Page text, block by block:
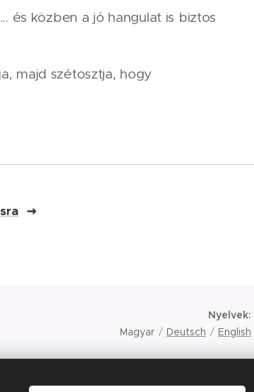
és közben a jó hangulat is biztos
majd szétosztja, hogy
Nyelvek
Magyar
Deutsch English